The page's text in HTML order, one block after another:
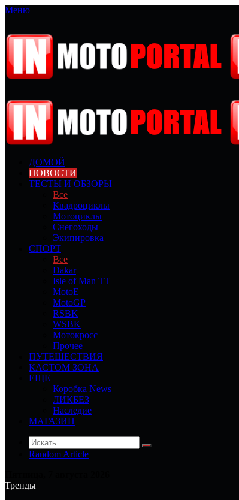
Меню
ДОМОЙ
НОВОСТИ
ТЕСТЫ И ОБЗОРЫ
Все
Квадроциклы
Мотоциклы
Снегоходы
Экипировка
СПОРТ
Все
Dakar
Isle of Man TT
MotoE
MotoGP
RSBK
WSBK
Мотокросс
Прочее
ПУТЕШЕСТВИЯ
КАСТОМ ЗОНА
ЕЩЕ
Коробка News
ЛИКБЕЗ
Наследие
МАГАЗИН
Random Article
Тренды